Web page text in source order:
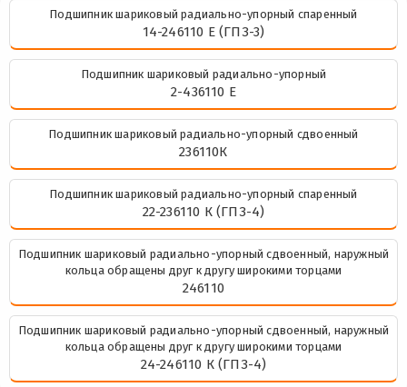
Подшипник шариковый радиально-упорный спаренный
14-246110 Е (ГПЗ-3)
Подшипник шариковый радиально-упорный
2-436110 Е
Подшипник шариковый радиально-упорный сдвоенный
236110К
Подшипник шариковый радиально-упорный спаренный
22-236110 К (ГПЗ-4)
Подшипник шариковый радиально-упорный сдвоенный, наружный
кольца обращены друг к другу широкими торцами
246110
Подшипник шариковый радиально-упорный сдвоенный, наружный
кольца обращены друг к другу широкими торцами
24-246110 К (ГПЗ-4)